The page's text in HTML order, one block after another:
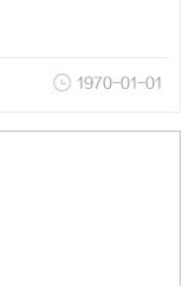
1970-01-01